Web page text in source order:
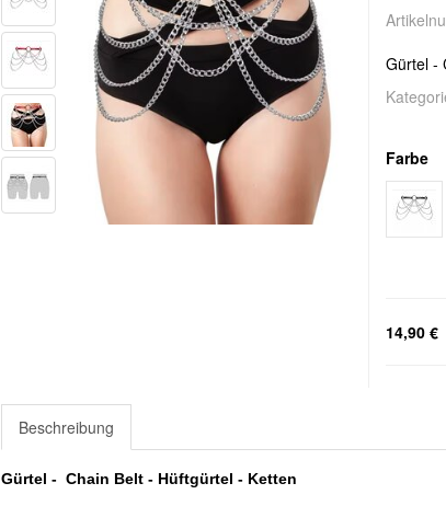
Gürtel -
Farbe
14,90 €
Beschreibung
Gürtel - Chain Belt - Hüftgürtel - Ketten